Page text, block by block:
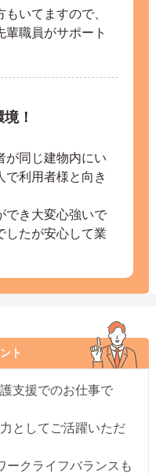
いてますので、
職員がサポート
！
が同じ建物内にい
で利用者様と向き
でき大変心強いで
したが安心して業
ト
支援でのお仕事で
としてご活躍いただ
ークライフバランスも